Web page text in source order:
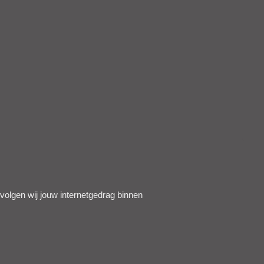
wij jouw internetgedrag binnen